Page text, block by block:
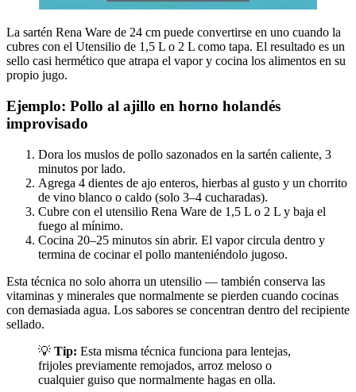
La sartén Rena Ware de 24 cm puede convertirse en uno cuando la
cubres con el Utensilio de 1,5 L o 2 L como tapa. El resultado es un
sello casi hermético que atrapa el vapor y cocina los alimentos en su
propio jugo.
Ejemplo: Pollo al ajillo en horno holandés
improvisado
Dora los muslos de pollo sazonados en la sartén caliente, 3
minutos por lado.
Agrega 4 dientes de ajo enteros, hierbas al gusto y un chorrito
de vino blanco o caldo (solo 3–4 cucharadas).
Cubre con el utensilio Rena Ware de 1,5 L o 2 L y baja el
fuego al mínimo.
Cocina 20–25 minutos sin abrir. El vapor circula dentro y
termina de cocinar el pollo manteniéndolo jugoso.
Esta técnica no solo ahorra un utensilio — también conserva las
vitaminas y minerales que normalmente se pierden cuando cocinas
con demasiada agua. Los sabores se concentran dentro del recipiente
sellado.
💡 Tip: Esta misma técnica funciona para lentejas,
frijoles previamente remojados, arroz meloso o
cualquier guiso que normalmente hagas en olla.